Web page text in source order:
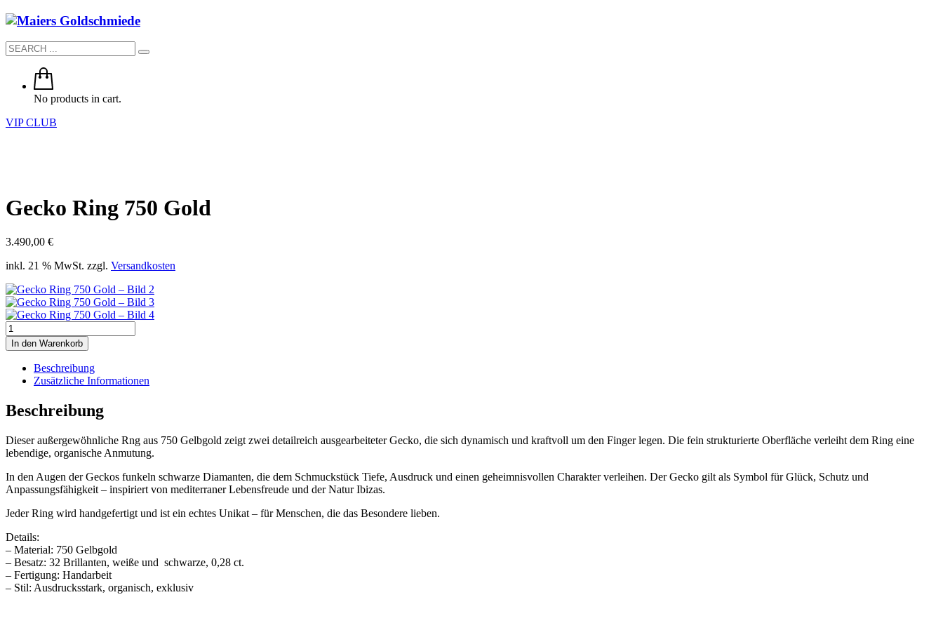
No products in cart.
VIP CLUB
Gecko Ring 750 Gold
3.490,00 €
inkl. 21 % MwSt. zzgl. Versandkosten
Gecko
Ring
750
Gold
Menge
In den Warenkorb
Beschreibung
Zusätzliche Informationen
Beschreibung
Dieser außergewöhnliche Rng aus 750 Gelbgold zeigt zwei detailreich ausgearbeiteter Gecko, die sich dynamisch und kraftvoll um den Finger legen. Die fein strukturierte Oberfläche verleiht dem Ring eine
lebendige, organische Anmutung.
In den Augen der Geckos funkeln schwarze Diamanten, die dem Schmuckstück Tiefe, Ausdruck und einen geheimnisvollen Charakter verleihen. Der Gecko gilt als Symbol für Glück, Schutz und
Anpassungsfähigkeit – inspiriert von mediterraner Lebensfreude und der Natur Ibizas.
Jeder Ring wird handgefertigt und ist ein echtes Unikat – für Menschen, die das Besondere lieben.
Details:
– Material: 750 Gelbgold
– Besatz: 32 Brillanten, weiße und schwarze, 0,28 ct.
– Fertigung: Handarbeit
– Stil: Ausdrucksstark, organisch, exklusiv